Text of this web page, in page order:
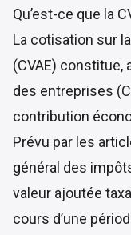
Qu’est-ce que la
La cotisation sur
(CVAE)
des entreprises
contribution
Prévu par les
général des
valeur ajoutée
cours d’une